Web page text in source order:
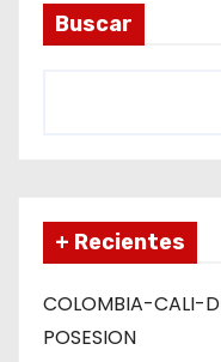
Buscar
+ Recientes
COLOMBIA-CALI-
POSESION